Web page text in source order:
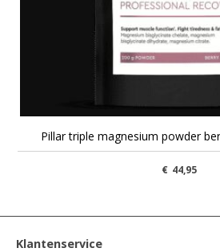
Pillar triple magnesium powder
€ 44,95
Klantenservice